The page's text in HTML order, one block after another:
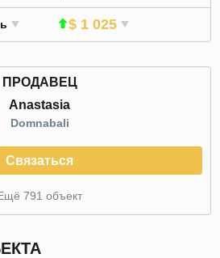
$ 1 025
ПРОДАВЕЦ
Anastasia
Domnabali
Связаться
791 объект